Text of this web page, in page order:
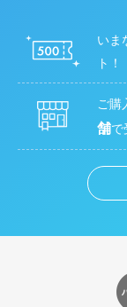
いま
ト！
ご購
舗で